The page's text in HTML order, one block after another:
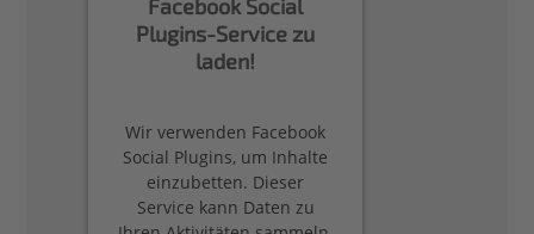
Facebook Social
Plugins-Service zu
laden!
Wir verwenden Facebook
Social Plugins, um Inhalte
einzubetten. Dieser
Service kann Daten zu